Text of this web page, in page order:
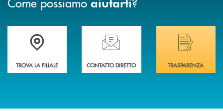
Trova la filiale più vicina a Te
TROVA LA FILIALE
Hai bisogno di assistenza immediata?
CONTATTO DIRETTO
Hai bisogno di
TRASPARENZA